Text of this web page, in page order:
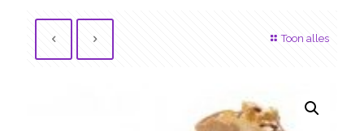
Toon alles